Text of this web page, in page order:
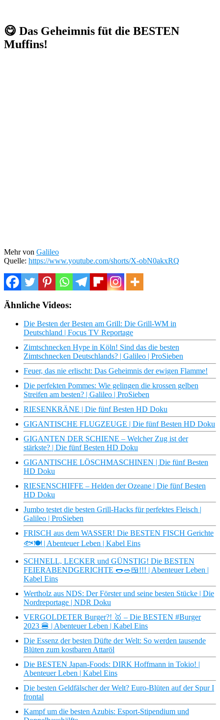
😋 Das Geheimnis füt die BESTEN
Muffins!
Mehr von Galileo
Quelle: https://www.youtube.com/shorts/X-obN0akxRQ
Ähnliche Videos:
Die Besten der Besten am Grill: Die Grill-WM in
Deutschland | Focus TV Reportage
Zimtschnecken Hype in Köln! Sind das die besten
Zimtschnecken Deutschlands? | Galileo | ProSieben
Feuer, das nie erlischt: Das Geheimnis der ewigen Flamme!
Die perfekten Pommes: Wie gelingen die krossen gelben
Streifen am besten? | Galileo | ProSieben
RIESENKRÄNE | Die fünf Besten HD Doku
GIGANTISCHE FLUGZEUGE | Die fünf Besten HD Doku
GIGANTEN DER SCHIENE – Welcher Zug ist der
stärkste? | Die fünf Besten HD Doku
GIGANTISCHE LÖSCHMASCHINEN | Die fünf Besten
HD Doku
RIESENSCHIFFE – Helden der Ozeane | Die fünf Besten
HD Doku
Jumbo testet die besten Grill-Hacks für perfektes Fleisch |
Galileo | ProSieben
FRISCH aus dem WASSER! Die BESTEN FISCH Gerichte
🐟🍽 | Abenteuer Leben | Kabel Eins
SCHNELL, LECKER und GÜNSTIG! Die BESTEN
FEIERABENDGERICHTE 🌭🥗🍱!!! | Abenteuer Leben |
Kabel Eins
Wertholz aus NDS: Der Förster und seine besten Stücke | Die
Nordreportage | NDR Doku
VERGOLDETER Burger?! 🥇 – Die BESTEN #Burger
2023 🍔 | Abenteuer Leben | Kabel Eins
Die Essenz der besten Düfte der Welt: So werden tausende
Blüten zum kostbaren Attaröl
Die BESTEN Japan-Foods: DIRK Hoffmann in Tokio! |
Abenteuer Leben | Kabel Eins
Die besten Geldfälscher der Welt? Euro-Blüten auf der Spur I
frontal
Kampf um die besten Azubis: Esport-Stipendium und